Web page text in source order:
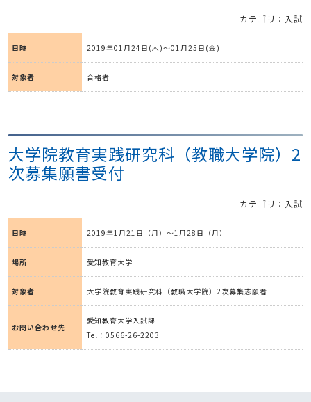
カテゴリ：入試
日時 2019年01月24日(木)～01月25日(金)
対象者 合格者
大学院教育実践研究科（教職大学院）2
次募集願書受付
カテゴリ：入試
日時 2019年1月21日（月）～1月28日（月）
場所 愛知教育大学
対象者 大学院教育実践研究科（教職大学院）2次募集志願者
お問い合わせ先
愛知教育大学入試課
Tel：0566-26-2203